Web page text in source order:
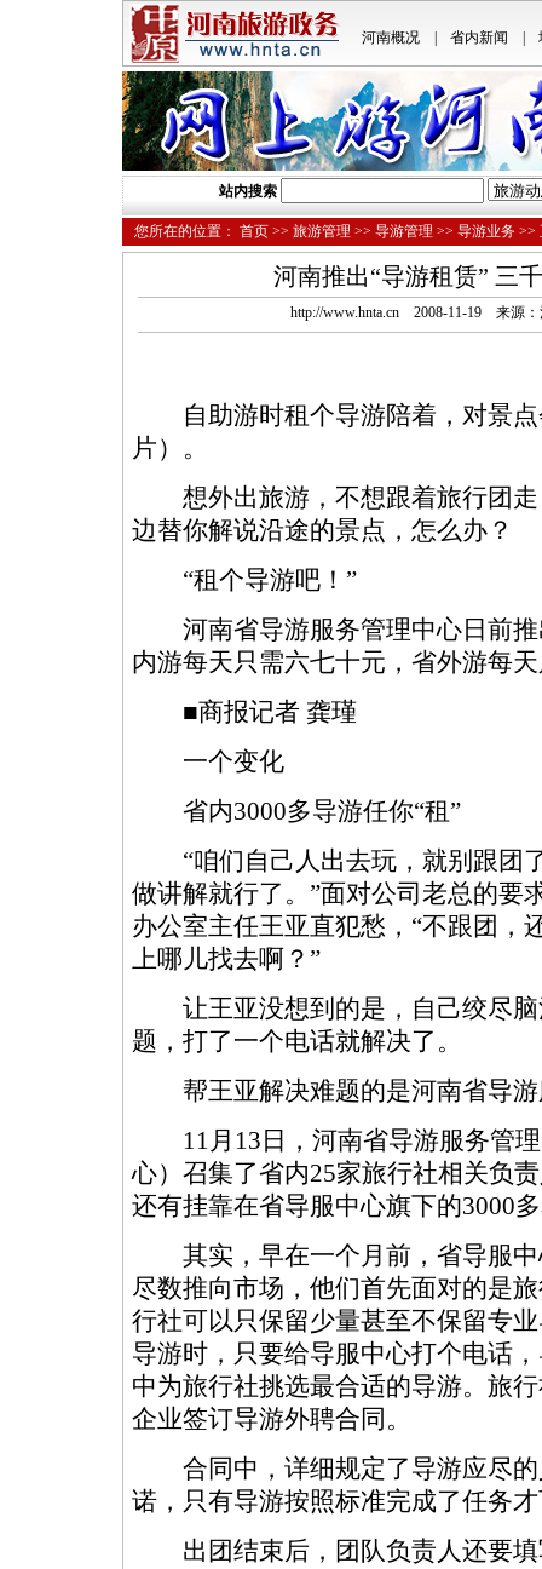
河南概况| 省内新闻
站内搜索
您所在的位置： 首页 >> 旅游管理 >> 导游管理 >> 导游业务 >>
河南推出“导游租赁” 三
http://www.hnta.cn 2008-11-19 来源
自助游时租个导游陪着，对景点
片）。
想外出旅游，不想跟着旅行团走
边替你解说沿途的景点，怎么办？
“租个导游吧！”
河南省导游服务管理中心日前推
内游每天只需六七十元，省外游每
■商报记者 龚瑾
一个变化
省内3000多导游任你“租”
“咱们自己人出去玩，就别跟团
做讲解就行了。”面对公司老总的要
办公室主任王亚直犯愁，“不跟团，
上哪儿找去啊？”
让王亚没想到的是，自己绞尽脑
题，打了一个电话就解决了。
帮王亚解决难题的是河南省导游
11月13日，河南省导游服务管理
心）召集了省内25家旅行社相关负
还有挂靠在省导服中心旗下的3000
其实，早在一个月前，省导服中
尽数推向市场，他们首先面对的是
行社可以只保留少量甚至不保留专
导游时，只要给导服中心打个电话
中为旅行社挑选最合适的导游。旅
企业签订导游外聘合同。
合同中，详细规定了导游应尽的
诺，只有导游按照标准完成了任务
出团结束后，团队负责人还要填